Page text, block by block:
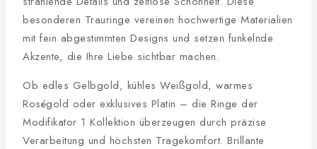
besonderen Trauringe vereinen hochwertige Materialien
mit fein abgestimmten Designs und setzen funkelnde
Akzente, die Ihre Liebe sichtbar machen.
Ob edles Gelbgold, kühles Weißgold, warmes
Roségold oder exklusives Platin – die Ringe der
Modifikator 1 Kollektion überzeugen durch präzise
Verarbeitung und höchsten Tragekomfort. Brillante